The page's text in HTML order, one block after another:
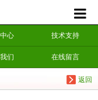
心 技术支持
们 在线留言
返回